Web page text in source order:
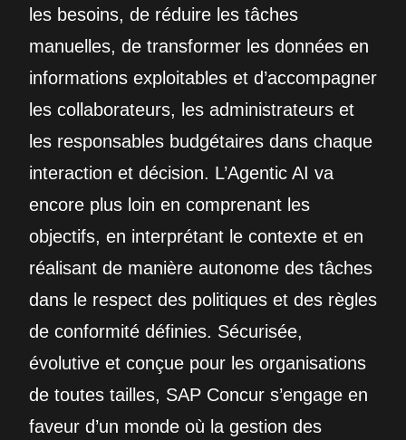
les besoins, de réduire les tâches
manuelles, de transformer les données en
informations exploitables et d’accompagner
les collaborateurs, les administrateurs et
les responsables budgétaires dans chaque
interaction et décision. L’Agentic AI va
encore plus loin en comprenant les
objectifs, en interprétant le contexte et en
réalisant de manière autonome des tâches
dans le respect des politiques et des règles
de conformité définies. Sécurisée,
évolutive et conçue pour les organisations
de toutes tailles, SAP Concur s’engage en
faveur d’un monde où la gestion des